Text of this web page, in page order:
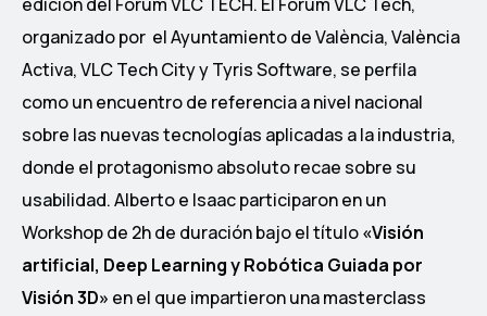
organizado por el Ayuntamiento de València, València
Activa, VLC Tech City y Tyris Software, se perfila
como un encuentro de referencia a nivel nacional
sobre las nuevas tecnologías aplicadas a la industria,
donde el protagonismo absoluto recae sobre su
usabilidad. Alberto e Isaac participaron en un
Workshop de 2h de duración bajo el título«Visión
artificial, Deep Learning y Robótica Guiada por
Visión 3D» en el que impartieron una masterclass